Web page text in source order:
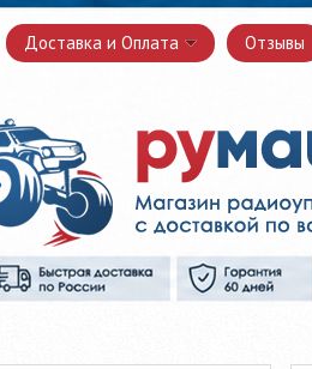
Доставка и Оплата Отзывы